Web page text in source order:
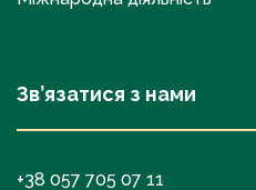
Зв’язатися з нами
+38 057 705 07 11